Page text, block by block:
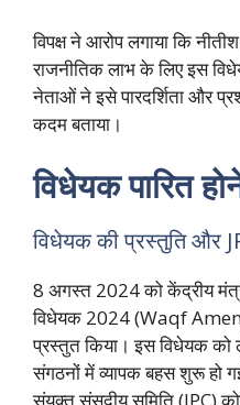
विपक्ष ने आरोप लगाया कि
राजनीतिक लाभ के लिए इस
नेताओं ने इसे पारदर्शिता और
कदम बताया।
विधेयक पारित
विधेयक की प्रस्तुति और
8 अगस्त 2024 को केंद्रीय
विधेयक 2024 (Waqf
प्रस्तुत किया। इस विधेयक
संगठनों में व्यापक बहस शुरू हो
संयुक्त संसदीय समिति (JPC)